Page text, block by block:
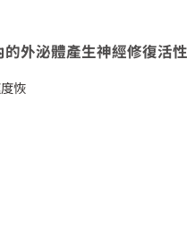
外泌體產生神經修復活性
恢